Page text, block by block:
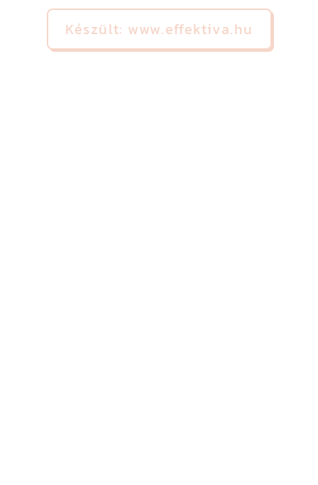
Készült: www.effektiva.hu